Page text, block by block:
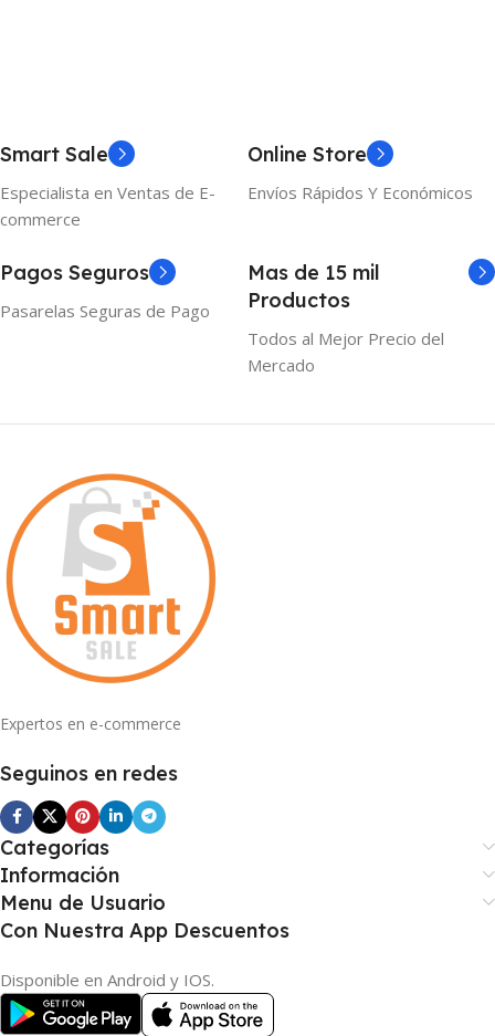
Smart Sale
Especialista en Ventas de E-
commerce
Online Store
Envíos Rápidos Y Económicos
Pagos Seguros
Pasarelas Seguras de Pago
Mas de 15 mil
Productos
Todos al Mejor Precio del
Mercado
Expertos en e-commerce
Seguinos en redes
Categorías
Información
Menu de Usuario
Con Nuestra App Descuentos
Disponible en Android y IOS.